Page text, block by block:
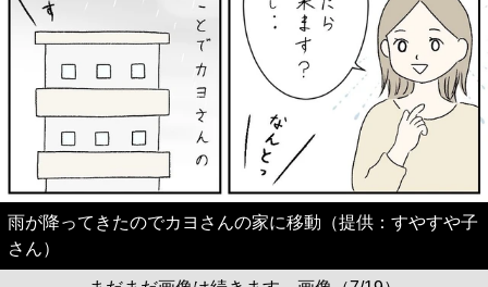
雨が降ってきたのでカヨさんの家に移動（提供：すやすや子
さん）